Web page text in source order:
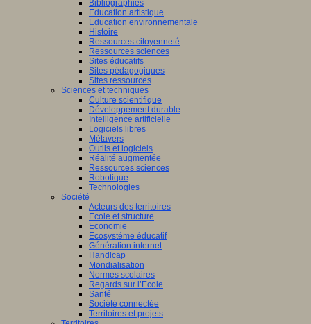
Bibliographies
Education artistique
Education environnementale
Histoire
Ressources citoyenneté
Ressources sciences
Sites éducatifs
Sites pédagogiques
Sites ressources
Sciences et techniques
Culture scientifique
Développement durable
Intelligence artificielle
Logiciels libres
Métavers
Outils et logiciels
Réalité augmentée
Ressources sciences
Robotique
Technologies
Société
Acteurs des territoires
Ecole et structure
Economie
Ecosystème éducatif
Génération internet
Handicap
Mondialisation
Normes scolaires
Regards sur l’Ecole
Santé
Société connectée
Territoires et projets